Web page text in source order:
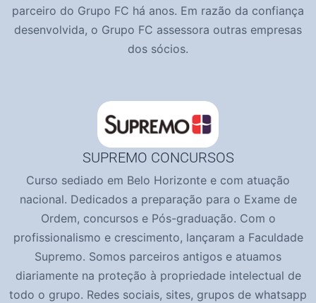
parceiro do Grupo FC há anos. Em razão da confiança
desenvolvida, o Grupo FC assessora outras empresas
dos sócios.
SUPREMO CONCURSOS
Curso sediado em Belo Horizonte e com atuação
nacional. Dedicados a preparação para o Exame de
Ordem, concursos e Pós-graduação. Com o
profissionalismo e crescimento, lançaram a Faculdade
Supremo. Somos parceiros antigos e atuamos
diariamente na proteção à propriedade intelectual de
todo o grupo. Redes sociais, sites, grupos de whatsapp